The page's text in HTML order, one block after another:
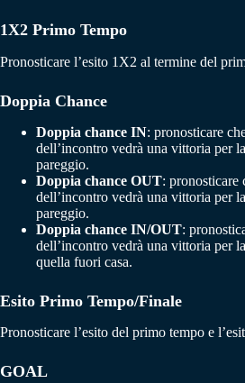
1X2 Primo Tempo
Pronosticare l’esito 1X2 al termine del
Doppia Chance
Doppia chance IN: pronosticare
dell’incontro vedrà una vittoria per
pareggio.
Doppia chance OUT: pronosticare
dell’incontro vedrà una vittoria per
pareggio.
Doppia chance IN/OUT:
dell’incontro vedrà una vittoria per
quella fuori casa.
Esito Primo Tempo/Finale
Pronosticare l’esito del primo tempo e
GOAL